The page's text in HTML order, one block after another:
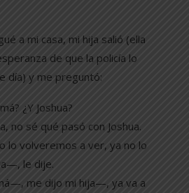
a mi casa, mi hija salió (ella
de que la policía lo
día) y me preguntó:
¿Y Joshua?
no sé qué pasó con Joshua.
lo volveremos a ver, ya no lo
le dije.
me dijo mi hija—, ya va a